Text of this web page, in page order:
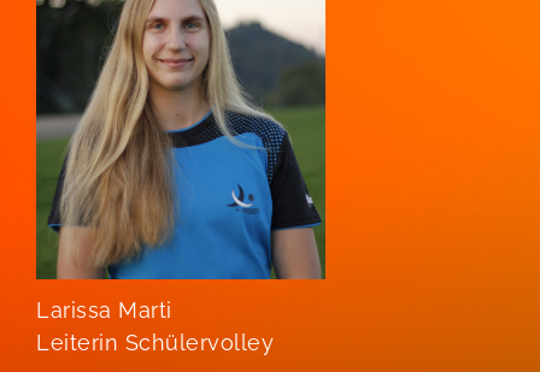
Larissa Marti
Leiterin Schülervolley